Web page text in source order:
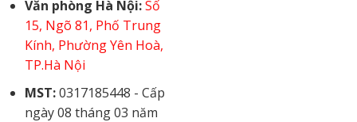
Văn phòng Hà Nội: Số
15, Ngõ 81, Phố Trung
Kính, Phường Yên Hoà,
TP.Hà Nội
MST:0317185448 - Cấp
ngày 08 tháng 03 năm